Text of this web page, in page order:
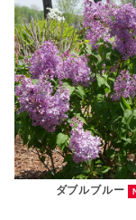
ダブルブルー